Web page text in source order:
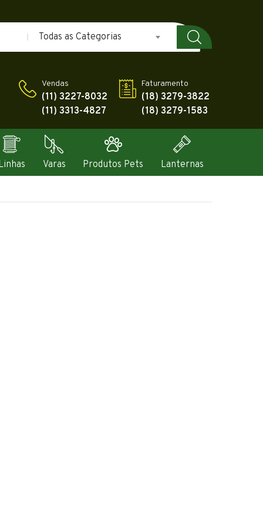
Todas as Categorias
Vendas
(11) 3227-8032
(11) 3313-4827
Faturamento
(18) 3279-3822
(18) 3279-1583
Varas Produtos Pets Lanternas